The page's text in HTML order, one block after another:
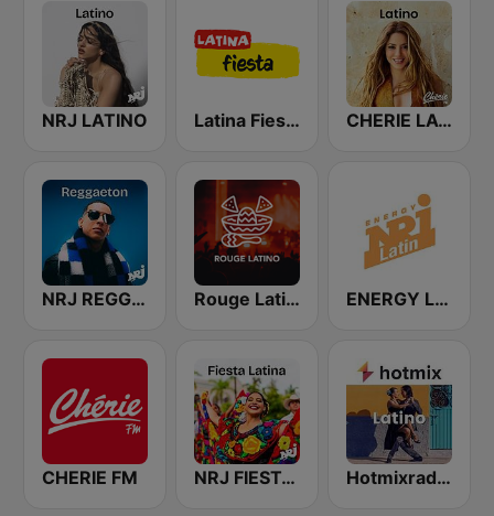
NRJ LATINO Latina Fiesta CHERIE LATINO
NRJ REGGAETON Rouge Latino ENERGY Latin
CHERIE FM NRJ FIESTA LATINA Hotmixradio Latino